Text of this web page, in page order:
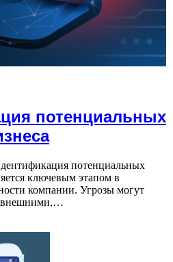
потенциальных
потенциальных
ключевым этапом в
компании. Угрозы могут
внешними,…